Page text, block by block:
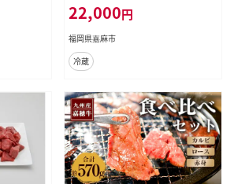
22,000円
福岡県嘉麻市
冷蔵